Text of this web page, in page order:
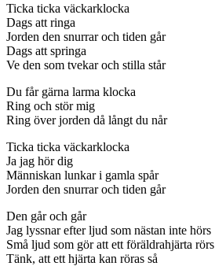
Ticka ticka väckarklocka
Dags att ringa
Jorden den snurrar och tiden går
Dags att springa
Ve den som tvekar och stilla står
Du får gärna larma klocka
Ring och stör mig
Ring över jorden då långt du når
Ticka ticka väckarklocka
Ja jag hör dig
Människan lunkar i gamla spår
Jorden den snurrar och tiden går
Den går och går
Jag lyssnar efter ljud som nästan inte hörs
Små ljud som gör att ett föräldrahjärta rörs
Tänk, att ett hjärta kan röras så